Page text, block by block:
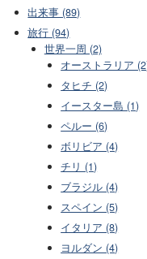
出来事 (89)
旅行 (94)
世界一周 (2)
オーストラリア
タヒチ (2)
イースター島 (1)
ペルー (6)
ボリビア (4)
チリ (1)
ブラジル (4)
スペイン (5)
イタリア (8)
ヨルダン (4)